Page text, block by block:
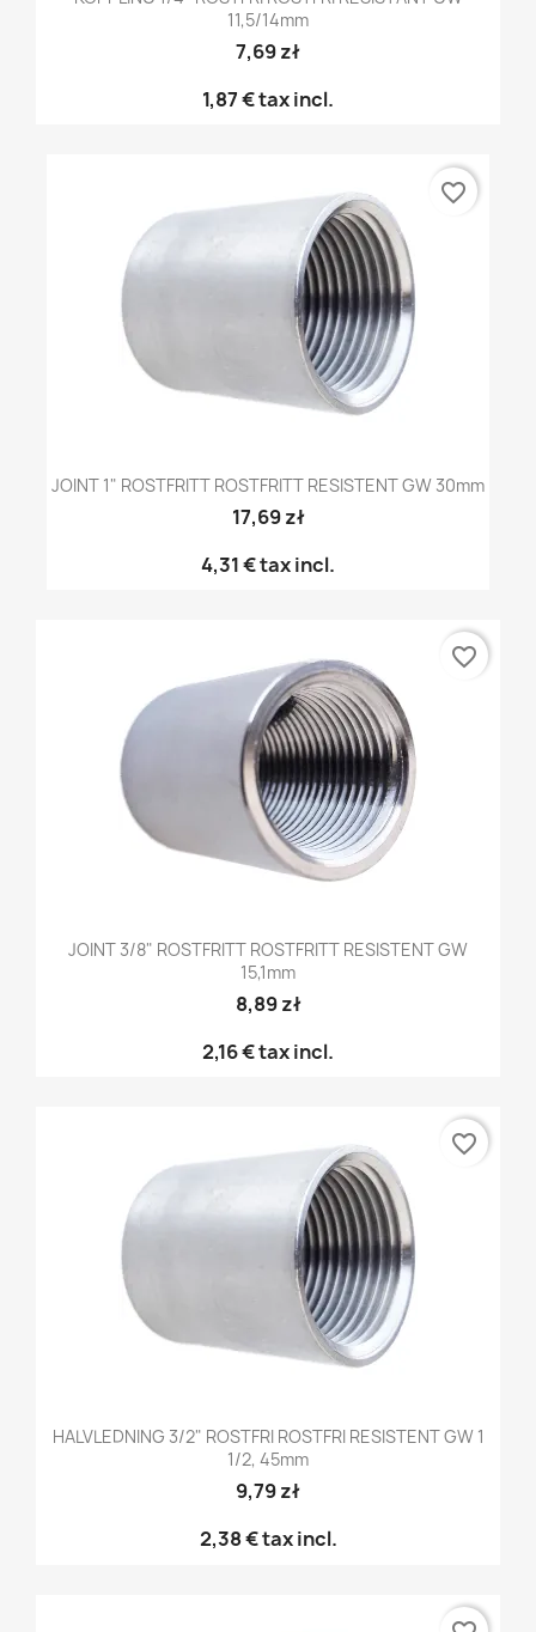
11,5/14mm
7,69 zł
1,87 €tax incl.
JOINT 1" ROSTFRITT ROSTFRITT RESISTENT GW 30mm
17,69 zł
4,31 €tax incl.
favorite_border
JOINT 3/8" ROSTFRITT ROSTFRITT RESISTENT GW
15,1mm
8,89 zł
2,16 €tax incl.
favorite_border
HALVLEDNING 3/2" ROSTFRI ROSTFRI RESISTENT GW 1
1/2, 45mm
9,79 zł
2,38 €tax incl.
favorite_border